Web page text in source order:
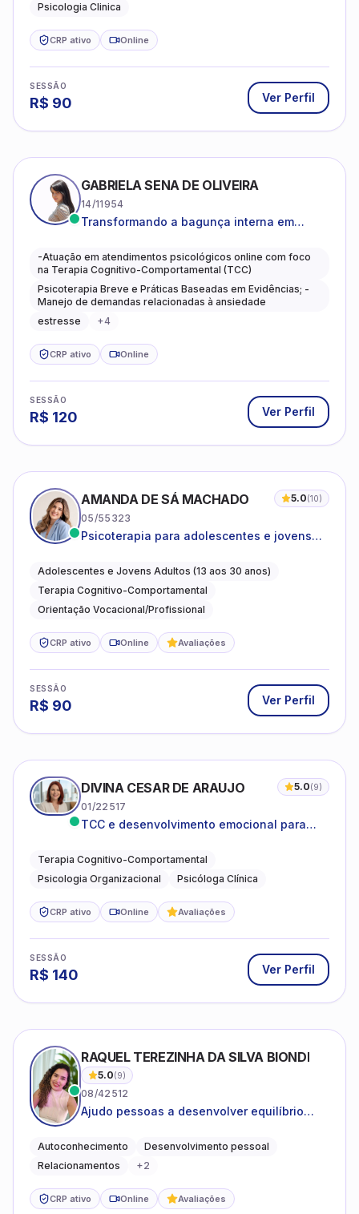
Psicologia Clinica
CRP ativo Online
SESSÃO
R$ 90 Ver Perfil
GABRIELA SENA DE OLIVEIRA
14/11954
Transformando a bagunça interna em
caminhos mais gentis para se viver.
-Atuação em atendimentos psicológicos online com foco
na Terapia Cognitivo-Comportamental (TCC)
Psicoterapia Breve e Práticas Baseadas em Evidências; -
Manejo de demandas relacionadas à ansiedade
estresse
+4
CRP ativo Online
SESSÃO
R$ 120 Ver Perfil
AMANDA DE SÁ MACHADO 5.0(10)
05/55323
Psicoterapia para adolescentes e jovens
autoestima, relações e orientação
profissional
Adolescentes e Jovens Adultos (13 aos 30 anos)
Terapia Cognitivo-Comportamental
Orientação Vocacional/Profissional
CRP ativo Online Avaliações
SESSÃO
R$ 90 Ver Perfil
DIVINA CESAR DE ARAUJO 5.0(9)
01/22517
TCC e desenvolvimento emocional para
Terapia Cognitivo-Comportamental
Psicologia Organizacional
Psicóloga Clínica
CRP ativo Online Avaliações
SESSÃO
R$ 140 Ver Perfil
RAQUEL TEREZINHA DA SILVA BIONDI
5.0(9)
08/42512
Ajudo pessoas a desenvolver equilíbrio
Autoconhecimento
Desenvolvimento pessoal
Relacionamentos
+2
CRP ativo Online Avaliações